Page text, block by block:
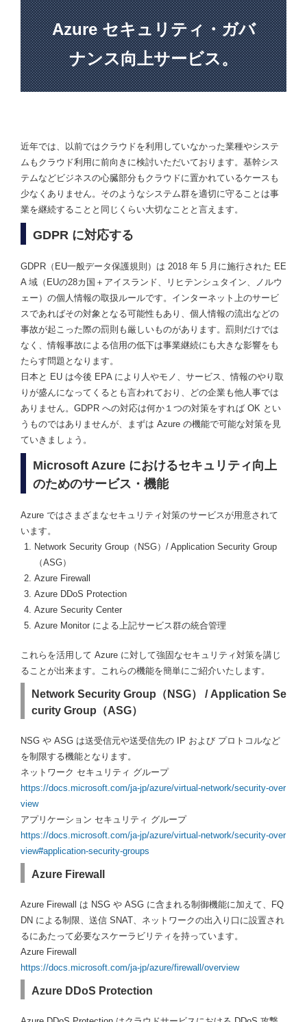
Azure セキュリティ・ガバ
ナンス向上サービス。
近年では、以前ではクラウドを利用していなかった業種やシステ
ムもクラウド利用に前向きに検討いただいております。基幹シス
テムなどビジネスの心臓部分もクラウドに置かれているケースも
少なくありません。そのようなシステム群を適切に守ることは事
業を継続することと同じくらい大切なことと言えます。
GDPR に対応する
GDPR（EU一般データ保護規則）は 2018 年 5 月に施行された EE
A 域（EUの28カ国＋アイスランド、リヒテンシュタイン、ノルウ
ェー）の個人情報の取扱ルールです。インターネット上のサービ
スであればその対象となる可能性もあり、個人情報の流出などの
事故が起こった際の罰則も厳しいものがあります。罰則だけでは
なく、情報事故による信用の低下は事業継続にも大きな影響をも
たらす問題となります。
日本と EU は今後 EPA により人やモノ、サービス、情報のやり取
りが盛んになってくるとも言われており、どの企業も他人事では
ありません。GDPR への対応は何か１つの対策をすれば OK とい
うものではありませんが、まずは Azure の機能で可能な対策を見
ていきましょう。
Microsoft Azure におけるセキュリティ向上
のためのサービス・機能
Azure ではさまざまなセキュリティ対策のサービスが用意されて
います。
Network Security Group（NSG）/ Application Security Group
（ASG）
Azure Firewall
Azure DDoS Protection
Azure Security Center
Azure Monitor による上記サービス群の統合管理
これらを活用して Azure に対して強固なセキュリティ対策を講じ
ることが出来ます。これらの機能を簡単にご紹介いたします。
Network Security Group（NSG） / Application Se
curity Group（ASG）
NSG や ASG は送受信元や送受信先の IP および プロトコルなど
を制限する機能となります。
ネットワーク セキュリティ グループ
https://docs.microsoft.com/ja-jp/azure/virtual-network/security-over
view
アプリケーション セキュリティ グループ
https://docs.microsoft.com/ja-jp/azure/virtual-network/security-over
view#application-security-groups
Azure Firewall
Azure Firewall は NSG や ASG に含まれる制御機能に加えて、FQ
DN による制限、送信 SNAT、ネットワークの出入り口に設置され
るにあたって必要なスケーラビリティを持っています。
Azure Firewall
https://docs.microsoft.com/ja-jp/azure/firewall/overview
Azure DDoS Protection